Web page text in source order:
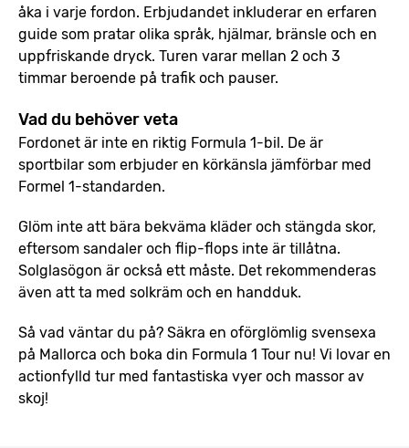
åka i varje fordon. Erbjudandet inkluderar en erfaren
guide som pratar olika språk, hjälmar, bränsle och en
uppfriskande dryck. Turen varar mellan 2 och 3
timmar beroende på trafik och pauser.
Vad du behöver veta
Fordonet är inte en riktig Formula 1-bil. De är
sportbilar som erbjuder en körkänsla jämförbar med
Formel 1-standarden.
Glöm inte att bära bekväma kläder och stängda skor,
eftersom sandaler och flip-flops inte är tillåtna.
Solglasögon är också ett måste. Det rekommenderas
även att ta med solkräm och en handduk.
Så vad väntar du på? Säkra en oförglömlig svensexa
på Mallorca och boka din Formula 1 Tour nu! Vi lovar en
actionfylld tur med fantastiska vyer och massor av
skoj!